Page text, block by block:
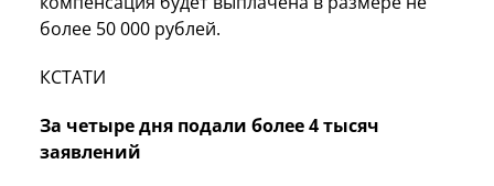
более 50 000 рублей.
КСТАТИ
За четыре дня подали более 4 тысяч
заявлений